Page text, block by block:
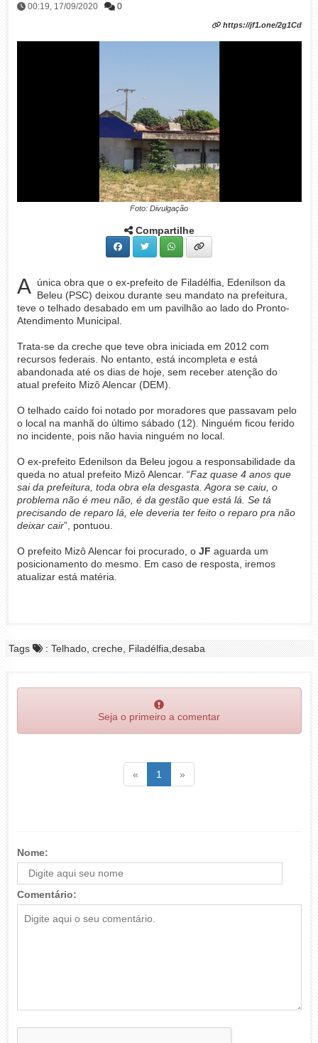
00:19, 17/09/2020 0
https://jf1.one/2g1Cd
Foto: Divulgação
Compartilhe
A única obra que o ex-prefeito de Filadélfia, Edenilson da
Beleu (PSC) deixou durante seu mandato na prefeitura,
teve o telhado desabado em um pavilhão ao lado do Pronto-
Atendimento Municipal.
Trata-se da creche que teve obra iniciada em 2012 com
recursos federais. No entanto, está incompleta e está
abandonada até os dias de hoje, sem receber atenção do
atual prefeito Mizô Alencar (DEM).
O telhado caído foi notado por moradores que passavam pelo
o local na manhã do último sábado (12). Ninguém ficou ferido
no incidente, pois não havia ninguém no local.
O ex-prefeito Edenilson da Beleu jogou a responsabilidade da
queda no atual prefeito Mizô Alencar. “Faz quase 4 anos que
sai da prefeitura, toda obra ela desgasta. Agora se caiu, o
problema não é meu não, é da gestão que está lá. Se tá
precisando de reparo lá, ele deveria ter feito o reparo pra não
deixar cair”, pontuou.
O prefeito Mizô Alencar foi procurado, o JF aguarda um
posicionamento do mesmo. Em caso de resposta, iremos
atualizar está matéria.
Tags : Telhado, creche, Filadélfia,desaba
Seja o primeiro a comentar
« Voltar1 (atual)
»
Nome:
Comentário: